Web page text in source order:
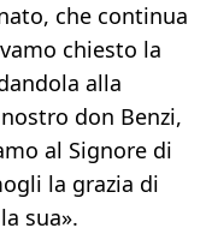
che continua
chiesto la
alla
don Benzi,
al Signore di
la grazia di
sua».